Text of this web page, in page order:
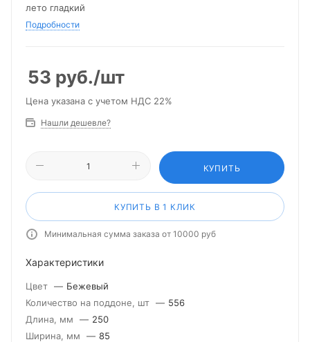
лето гладкий
Подробности
53 руб./шт
Цена указана с учетом НДС 22%
Нашли дешевле?
КУПИТЬ
КУПИТЬ В 1 КЛИК
Минимальная сумма заказа от 10000 руб
Характеристики
Цвет — Бежевый
Количество на поддоне, шт — 556
Длина, мм
— 250
Ширина, мм
— 85